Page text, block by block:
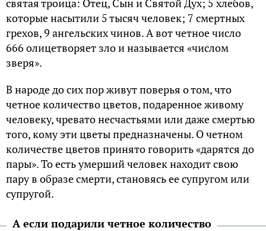
святая троица: Отец, Сын и Святой Дух; 5 хлебов,
которые насытили 5 тысяч человек; 7 смертных
грехов, 9 ангельских чинов. А вот четное число
666 олицетворяет зло и называется «числом
зверя».
В народе до сих пор живут поверья о том, что
четное количество цветов, подаренное живому
человеку, чревато несчастьями или даже смертью
того, кому эти цветы предназначены. О четном
количестве цветов принято говорить «дарятся до
пары». То есть умерший человек находит свою
пару в образе смерти, становясь ее супругом или
супругой.
А если подарили четное количество